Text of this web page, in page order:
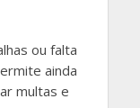
ou falta
ainda
multas e